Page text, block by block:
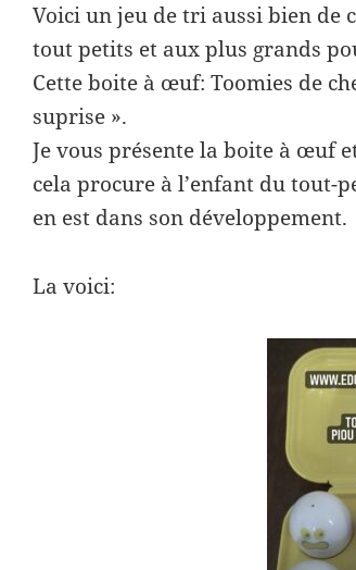
Voici un jeu de tri aussi bien de
tout petits et aux plus grands
Cette boite à œuf: Toomies de
suprise ».
Je vous présente la boite à œuf
cela procure à l’enfant du tout-
en est dans son développement.
La voici: